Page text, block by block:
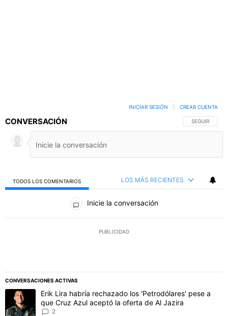
CONVERSACIÓN SIGA ESTA
SEGUIR
INICIAR SESIÓN CREAR CUENTA
TODOS LOS COMENTARIOS LOS MÁS RECIENTES
Todos los comentarios
Inicie la conversación
PUBLICIDAD
CONVERSACIONES ACTIVAS
Este listado muestra los artículos con más comentarios en los
Un artículo de tendencia con el título "Erik Lira habría rechazado
Erik Lira habría rechazado los 'Petrodólares' pese a
que Cruz Azul aceptó la oferta de Al Jazira
2